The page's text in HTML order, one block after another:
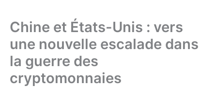
Chine et États-Unis : vers
une nouvelle escalade dans
la guerre des
cryptomonnaies